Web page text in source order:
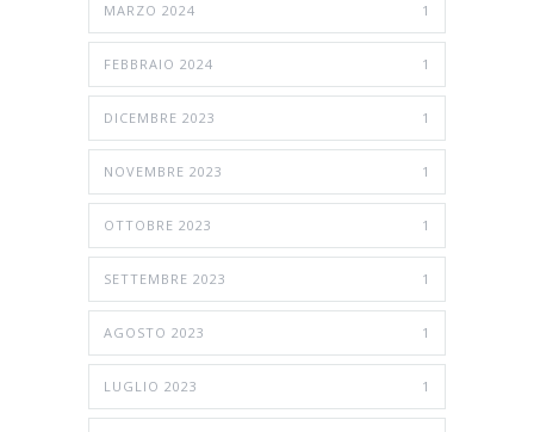
MARZO 2024 1
FEBBRAIO 2024 1
DICEMBRE 2023 1
NOVEMBRE 2023 1
OTTOBRE 2023 1
SETTEMBRE 2023 1
AGOSTO 2023 1
LUGLIO 2023 1